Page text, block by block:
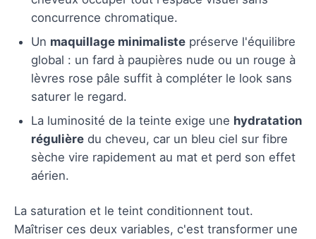
concurrence chromatique.
Un maquillage minimaliste préserve l'équilibre
global : un fard à paupières nude ou un rouge à
lèvres rose pâle suffit à compléter le look sans
saturer le regard.
La luminosité de la teinte exige une hydratation
régulière du cheveu, car un bleu ciel sur fibre
sèche vire rapidement au mat et perd son effet
aérien.
La saturation et le teint conditionnent tout.
Maîtriser ces deux variables, c'est transformer une